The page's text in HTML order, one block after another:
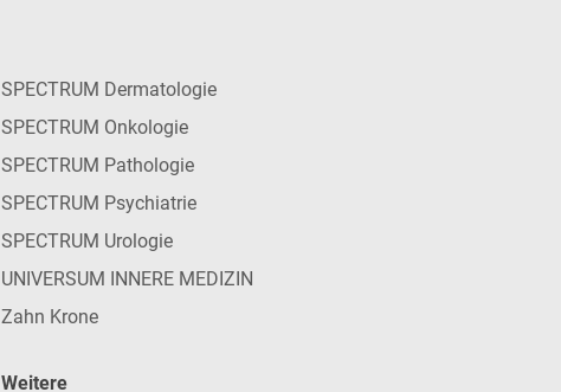
SPECTRUM Dermatologie
SPECTRUM Onkologie
SPECTRUM Pathologie
SPECTRUM Psychiatrie
SPECTRUM Urologie
UNIVERSUM INNERE MEDIZIN
Zahn Krone
Weitere